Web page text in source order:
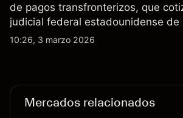
de pagos transfronterizos, que
judicial federal estadounidense de
que las ventas minoristas de XRP
10:26, 3 marzo 2026
Mercados relacionados